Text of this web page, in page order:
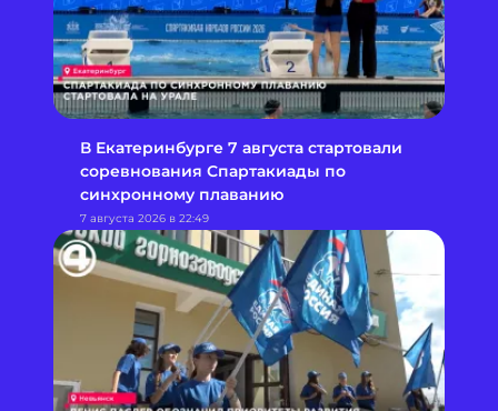
В Екатеринбурге 7 августа стартовали
соревнования Спартакиады по
синхронному плаванию
7 августа 2026 в 22:49